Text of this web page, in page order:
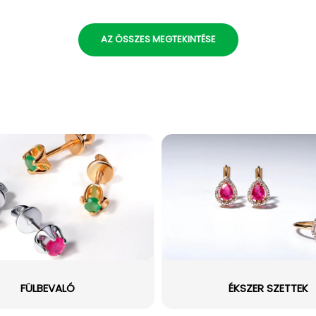
AZ ÖSSZES MEGTEKINTÉSE
FÜLBEVALÓ ÉKSZER SZETTEK